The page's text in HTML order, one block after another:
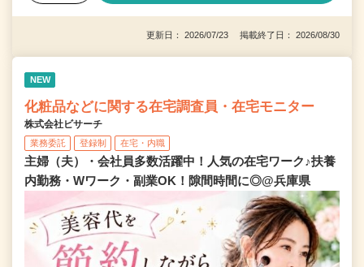
更新日： 2026/07/23 掲載終了日： 2026/08/30
NEW
化粧品などに関する在宅調査員・在宅モニター
株式会社ビサーチ
業務委託 登録制 在宅・内職
主婦（夫）・会社員多数活躍中！人気の在宅ワーク♪扶養
内勤務・Wワーク・副業OK！隙間時間に◎@兵庫県